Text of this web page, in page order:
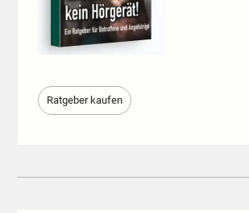
Ratgeber kaufen